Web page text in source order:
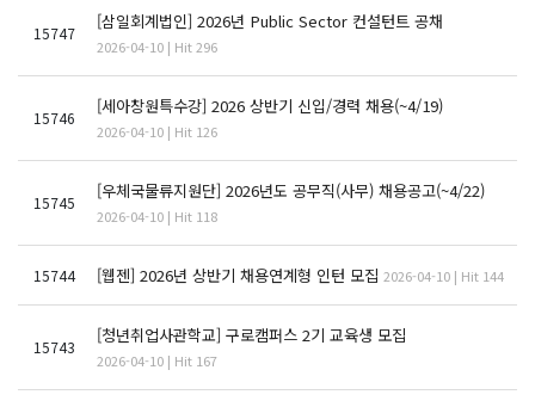
15747
[삼일회계법인] 2026년 Public Sector 컨설턴트 공채
2026-04-10 | Hit 296
15746
[세아창원특수강] 2026 상반기 신입/경력 채용(~4/19)
2026-04-10 | Hit 126
15745
[우체국물류지원단] 2026년도 공무직(사무) 채용공고(~4/22)
2026-04-10 | Hit 118
15744 [웹젠] 2026년 상반기 채용연계형 인턴 모집 2026-04-10 | Hit 144
15743
[청년취업사관학교] 구로캠퍼스 2기 교육생 모집
2026-04-10 | Hit 167